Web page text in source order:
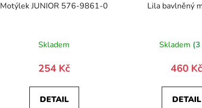
Motýlek JUNIOR 576-9861-0
Skladem
254 Kč
DETAIL
Lila bavlněný
Skladem (3
460 Kč
DETAIL